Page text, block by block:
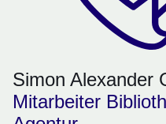
Simon Alexander
Mitarbeiter